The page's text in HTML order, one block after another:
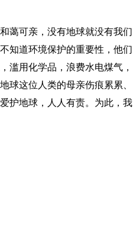
蔼可亲，没有地球就没有我们
知道环境保护的重要性，他们
滥用化学品，浪费水电煤气，
球这位人类的母亲伤痕累累、
护地球，人人有责。为此，我